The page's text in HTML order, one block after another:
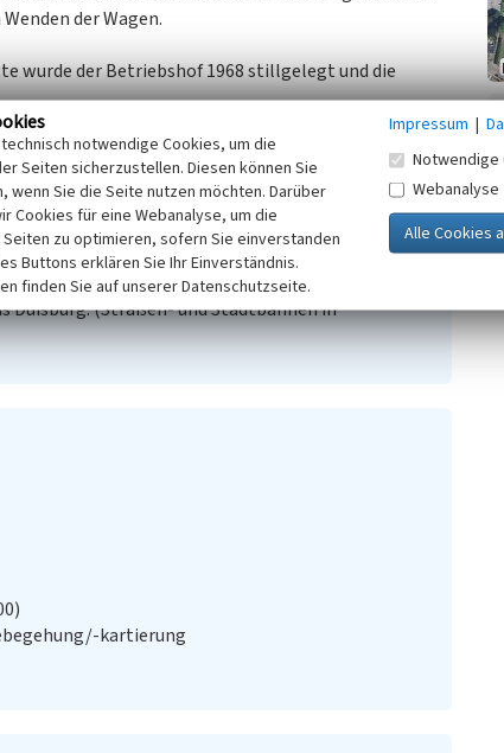
der Wagen.
wurde der Betriebshof 1968 stillgelegt und die
auf Draht - Die Straßenbahn. S. 103-105,
Duisburg. (Straßen- und Stadtbahnen in
kartierung
notwendige Cookies, um die
Seiten sicherzustellen. Diesen können Sie
wenn Sie die Seite nutzen möchten. Darüber
Cookies für eine Webanalyse, um die
zu optimieren, sofern Sie einverstanden
Buttons erklären Sie Ihr Einverständnis.
finden Sie auf unserer Datenschutzseite.
Impressum |
Notwendige
Webanalyse